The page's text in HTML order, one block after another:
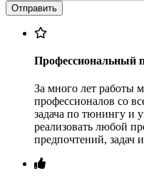
Профессиональный
За много лет работы
профессионалов со
задача по тюнингу
реализовать любой
предпочтений, задач